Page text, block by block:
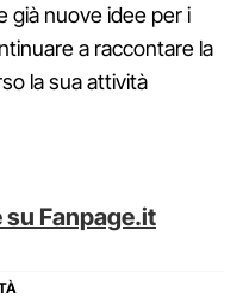
già nuove idee per i
a raccontare la
la sua attività
su Fanpage.it